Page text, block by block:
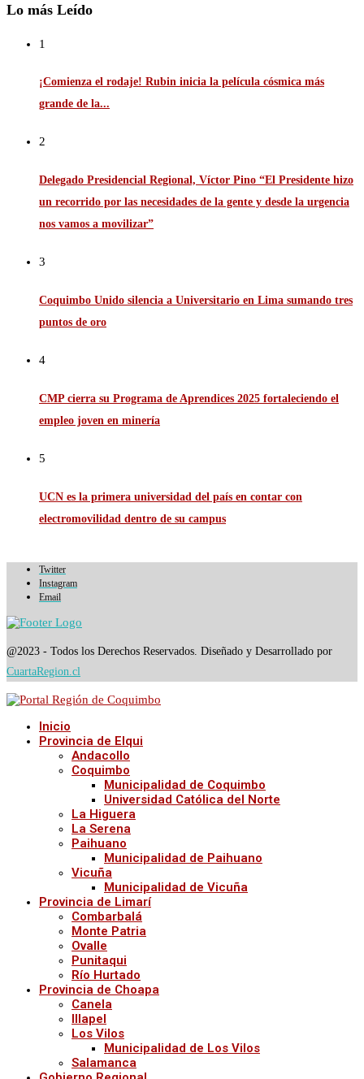
Lo más Leído
1
¡Comienza el rodaje! Rubin inicia la película cósmica más
grande de la...
2
Delegado Presidencial Regional, Víctor Pino “El Presidente hizo
un recorrido por las necesidades de la gente y desde la urgencia
nos vamos a movilizar”
3
Coquimbo Unido silencia a Universitario en Lima sumando tres
puntos de oro
4
CMP cierra su Programa de Aprendices 2025 fortaleciendo el
empleo joven en minería
5
UCN es la primera universidad del país en contar con
electromovilidad dentro de su campus
Twitter
Instagram
Email
@2023 - Todos los Derechos Reservados. Diseñado y Desarrollado por
CuartaRegion.cl
Inicio
Provincia de Elqui
Andacollo
Coquimbo
Municipalidad de Coquimbo
Universidad Católica del Norte
La Higuera
La Serena
Paihuano
Municipalidad de Paihuano
Vicuña
Municipalidad de Vicuña
Provincia de Limarí
Combarbalá
Monte Patria
Ovalle
Punitaqui
Río Hurtado
Provincia de Choapa
Canela
Illapel
Los Vilos
Municipalidad de Los Vilos
Salamanca